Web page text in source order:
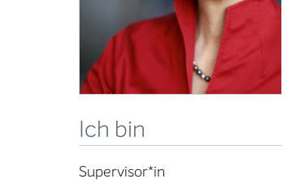
Ich bin
Supervisor*in